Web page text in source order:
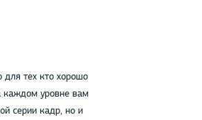
тех кто хорошо
каждом уровне вам
серии кадр, но и